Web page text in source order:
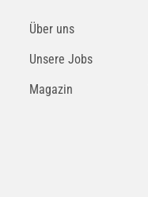
Über uns
Unsere Jobs
Magazin